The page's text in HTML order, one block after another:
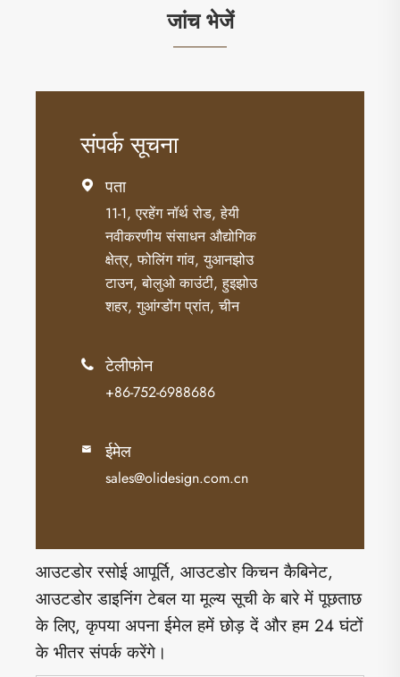
जांच भेजें
संपर्क सूचना
 पता
11-1, एरहेंग नॉर्थ रोड, हेयी
नवीकरणीय संसाधन औद्योगिक
क्षेत्र, फोलिंग गांव, युआनझोउ
टाउन, बोलुओ काउंटी, हुइझोउ
शहर, गुआंग्डोंग प्रांत, चीन
 टेलीफोन
+86-752-6988686
 ईमेल
sales@olidesign.com.cn
आउटडोर रसोई आपूर्ति, आउटडोर किचन कैबिनेट,
आउटडोर डाइनिंग टेबल या मूल्य सूची के बारे में पूछताछ
के लिए, कृपया अपना ईमेल हमें छोड़ दें और हम 24 घंटों
के भीतर संपर्क करेंगे।